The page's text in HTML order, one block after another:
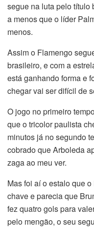
segue na luta pelo título
a menos que o líder
menos.
Assim o Flamengo
brasileiro, e com a
está ganhando forma e
chegar vai ser difícil de
O jogo no primeiro
que o tricolor paulista
minutos já no segundo
cobrado que Arboleda
zaga ao meu ver.
Mas foi aí o estalo que
chave e parecia que
fez quatro gols para
pelo mengão, o seu